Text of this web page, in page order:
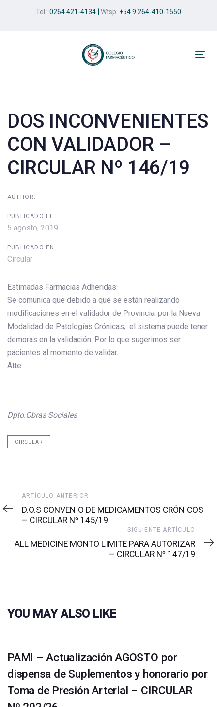
Tel.: 0264 421-4134 Wtsp: +54 9 264-410-1550
DOS INCONVENIENTES
CON VALIDADOR –
CIRCULAR Nº 146/19
AUTHOR:
PUBLICADO EL:
5 agosto, 2019
PUBLICADO EN:
Circular
Estimadas Farmacias Adheridas:
Se comunica que debido a que se están realizando
modificaciones en el validador de Provincia, por la Nueva
Modalidad de Patologías Crónicas, el sistema puede tener
demoras en la validación. Por lo que sugerimos ser
pacientes al momento de validar.
Atte.
Dpto.Obras Sociales
CIRCULAR
navigation
Artículo
anterior
ARTÍCULO ANTERIOR
D.O.S CONVENIO DE MEDICAMENTOS CRÓNICOS
– CIRCULAR Nº 145/19
artículo
SIGUIENTE ARTÍCULO
ALL MEDICINE MONTO LIMITE PARA AUTORIZAR
– CIRCULAR Nº 147/19
YOU MAY ALSO LIKE
PAMI – Actualización AGOSTO por
dispensa de Suplementos y honorario por
Toma de Presión Arterial – CIRCULAR